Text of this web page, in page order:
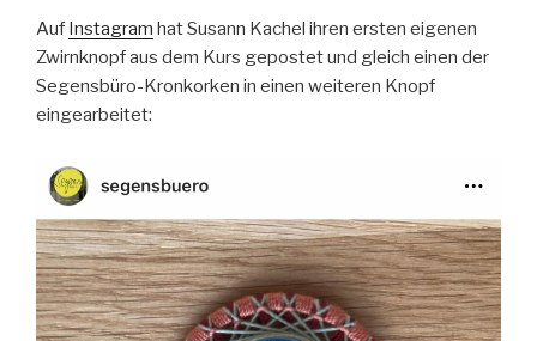
Auf Instagram hat Susann Kachel ihren ersten eigenen
Zwirnknopf aus dem Kurs gepostet und gleich einen der
Segensbüro-Kronkorken in einen weiteren Knopf
eingearbeitet: